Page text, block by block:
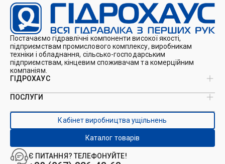
Постачаємо гідравлічні компоненти високої якості,
підприємствам промислового комплексу, виробникам
техніки і обладнання, сільсько-господарським
підприємствам, кінцевим споживачам та комерційним
компаніям.
Є ПИТАННЯ? ТЕЛЕФОНУЙТЕ!
ГІДРОХАУС
Про нас
Каталоги
Контакти
ПОСЛУГИ
Виробництво ущільнень
Виробництво гідроциліндрів
Ремонт гідроциліндрів
Ремонт і виготовлення РВТ
Ремонт техніки
Кабінет виробництва ущільнень
Каталог товарів